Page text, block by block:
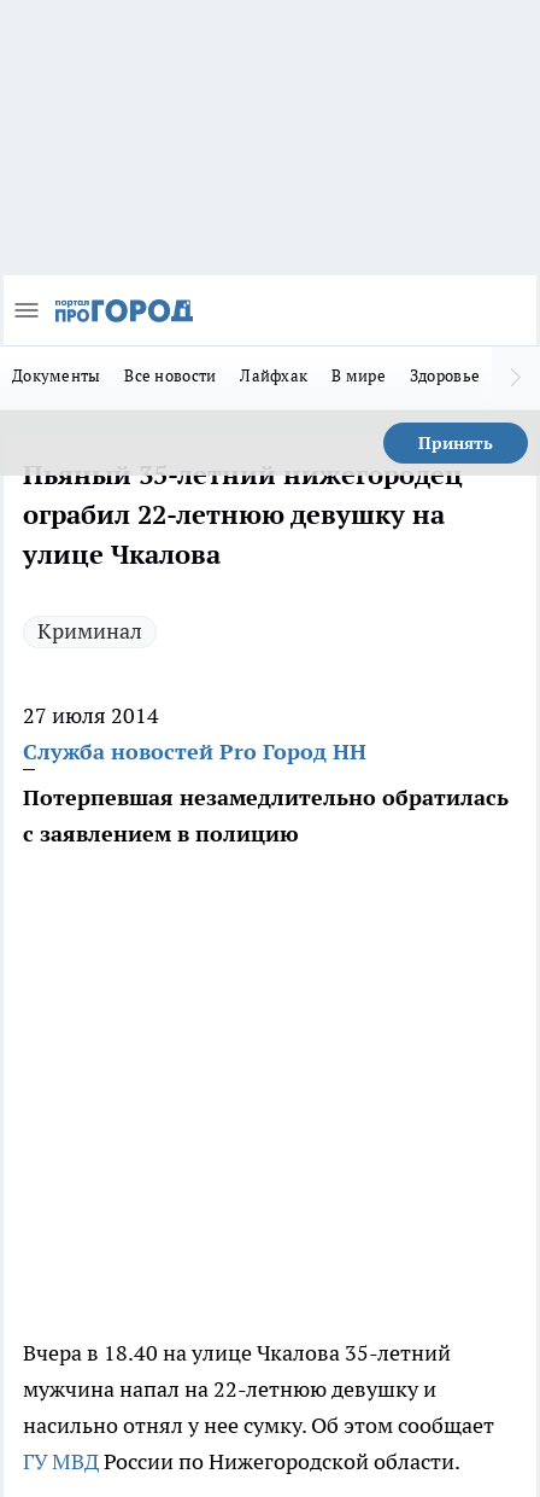
Документы Все новости Лайфхак В мире Здоровье
Принять
Пьяный 35-летний нижегородец
ограбил 22-летнюю девушку на
улице Чкалова
Криминал
27 июля 2014
Служба новостей Pro Город НН
Потерпевшая незамедлительно обратилась
с заявлением в полицию
Вчера в 18.40 на улице Чкалова 35-летний
мужчина напал на 22-летнюю девушку и
насильно отнял у нее сумку. Об этом сообщает
ГУ МВДРоссии по Нижегородской области.